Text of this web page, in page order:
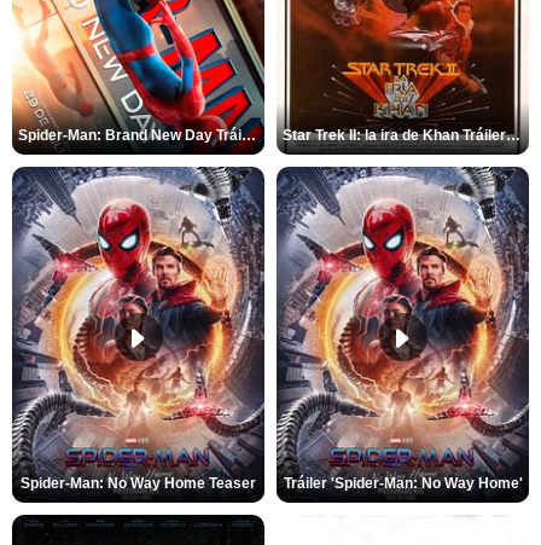
Spider-Man: Brand New Day Tráiler (3) Star Trek II: la ira de Khan Tráiler VO
Spider-Man: No Way Home Teaser Tráiler 'Spider-Man: No Way Home'